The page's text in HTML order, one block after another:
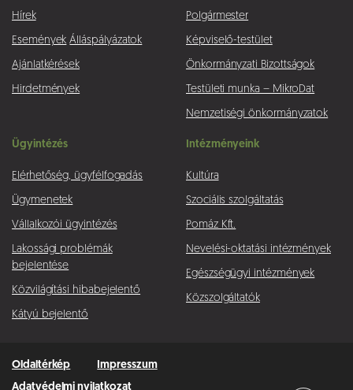
Hírek
Események Álláspályázatok
Ajánlatkérések
Hirdetmények
Polgármester
Képviselő-testület
Önkormányzati Bizottságok
Testületi munka – MikroDat
Nemzetiségi önkormányzatok
Ügyintézés
Elérhetőség, ügyfélfogadás
Ügymenetek
Vállalkozói ügyintézés
Lakossági problémák
bejelentése
Közvilágítási hibabejelentő
Kátyú bejelentő
Intézményeink
Kultúra
Szociális szolgáltatás
Pomáz Kft.
Nevelési-oktatási intézmények
Egészségügyi intézmények
Közszolgáltatók
Oldaltérkép
Impresszum
Adatvédelmi nyilatkozat